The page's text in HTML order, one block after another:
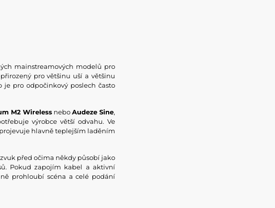
mainstreamových modelů pro
pro většinu uší a většinu
je pro odpočinkový poslech často
M2 Wireless neboAudeze Sine,
výrobce větší odvahu. Ve
hlavně teplejším laděním
před očima někdy působí jako
Pokud zapojím kabel a aktivní
prohloubí scéna a celé podání